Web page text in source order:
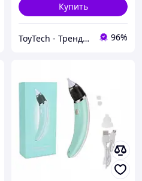
Купить
ToyTech - Трендовые Игрушки и Гаджеты 2025 96%